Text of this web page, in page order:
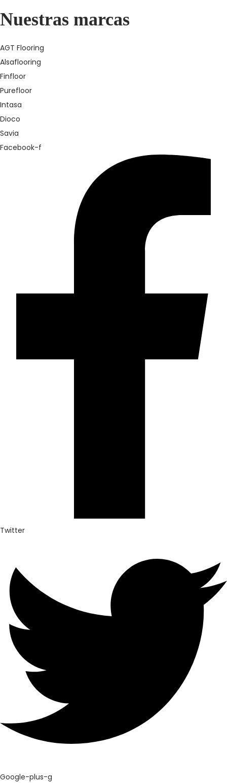
Nuestras marcas
AGT Flooring
Alsaflooring
Finfloor
Purefloor
Intasa
Dioco
Savia
Facebook-f
Twitter
Google-plus-g